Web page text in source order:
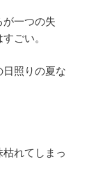
一つの失
ごい。
照りの夏な
れてしまっ